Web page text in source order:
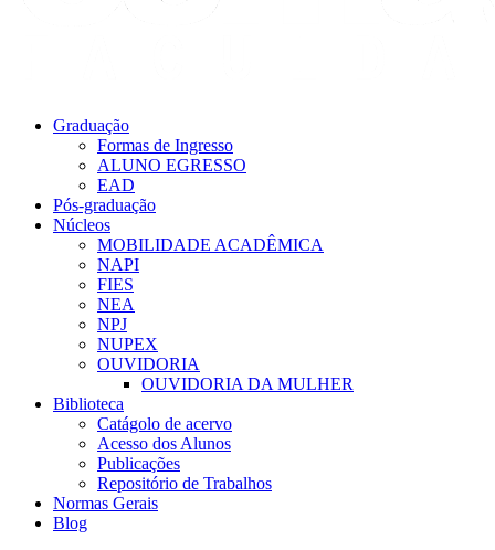
Graduação
Formas de Ingresso
ALUNO EGRESSO
EAD
Pós-graduação
Núcleos
MOBILIDADE ACADÊMICA
NAPI
FIES
NEA
NPJ
NUPEX
OUVIDORIA
OUVIDORIA DA MULHER
Biblioteca
Catágolo de acervo
Acesso dos Alunos
Publicações
Repositório de Trabalhos
Normas Gerais
Blog